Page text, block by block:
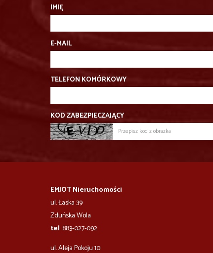
IMIĘ
E-MAIL
TELEFON KOMÓRKOWY
KOD ZABEZPIECZAJĄCY
EMJOT Nieruchomości
ul. Łaska 39
Zduńska Wola
tel. 883-027-092
ul. Aleja Pokoju 10